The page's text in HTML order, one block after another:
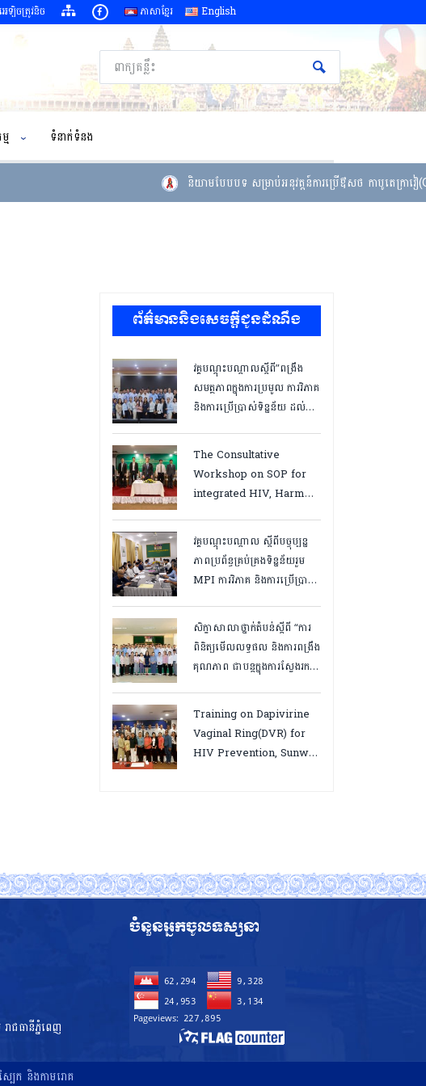
េឡិចត្រូវនិច ភាសាខ្មែរ English
ម ទំនាក់ទំនង
និយាមបែបបទ សម្រាប់អនុវត្តន៍ការប្រើឳសថ កាបូតេក្រាវៀ
ព័ត៌មាននិងសេចក្តីជូនដំណឹង
វគ្គបណ្ដុះបណ្ដាលស្តីពី”ពង្រឹង
សមត្ថភាពក្នុងការប្រមូល ការវិភាគ
និងការប្រើប្រាស់ទិន្នន័យ ដល់
និងមន្ត្រីទិន្នន័យថ្នាក់ខេត្ត
“,ថ្ងៃទី១២ ដល់ ១៣ ខែឧសភា
ឆ្នាំ២០២៦
The Consultative
Workshop on SOP for
integrated HIV, Harm
Health Services in
Cambodia.
វគ្គបណ្ដុះបណ្តាល ស្តីពីបច្ចុប្បន្ន
ភាពប្រព័ន្ធគ្រប់គ្រងទិន្នន័យរួម
MPI ការវិភាគ និងការប្រើប្រាស់
អេដស៍ថ្នាក់ខេត្ត, កំពត ថ្ងៃ២៣
ដល់ ២៤ ខែមិនា ២០២៦
សិក្ខាសាលាថ្នាក់តំបន់ស្តីពី “ការ
ពិនិត្យមើលលទ្ធផល និងការពង្រឹង
គុណភាព ជាបន្តក្នុងការស្វែងរក
បង្ការ និងថែទាំ ព្យាបាលអ្នកជំងឺ
អេដស៍ ដើម្បីឈានទៅសម្រេច
គោលដៅ ៩៥-៩៥-៩៥”, តាកែវ
ថ្ងៃទី១២-១៣ សីហា ២០២៥
Training on Dapivirine
Vaginal Ring(DVR) for
HIV Prevention, Sunway
ជធានីភ្នំពេញ
ចំនួនអ្នកចូលទស្សនា
ែក និងកាមរោគ